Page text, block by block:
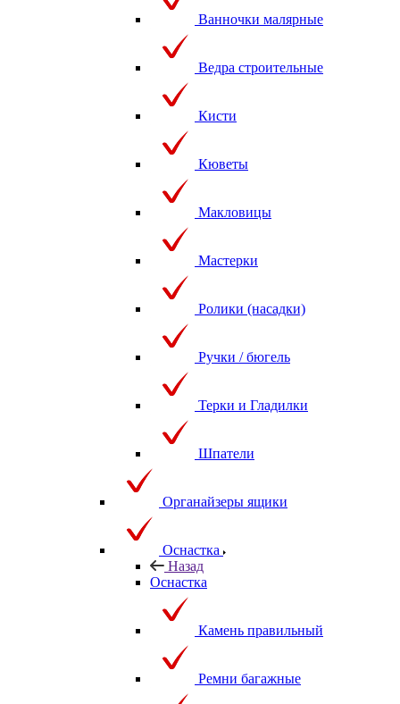
Ванночки малярные
Ведра строительные
Кисти
Кюветы
Макловицы
Мастерки
Ролики (насадки)
Ручки / бюгель
Терки и Гладилки
Шпатели
Органайзеры ящики
Оснастка
Назад
Оснастка
Камень правильный
Ремни багажные